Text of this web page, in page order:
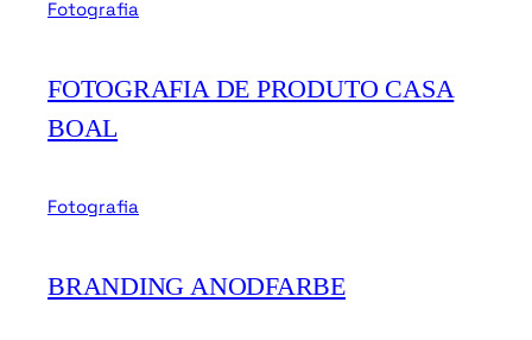
Fotografia
FOTOGRAFIA DE PRODUTO CASA
BOAL
Fotografia
BRANDING ANODFARBE